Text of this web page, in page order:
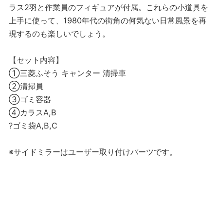
ラス2羽と作業員のフィギュアが付属。これらの小道具を
上手に使って、1980年代の街角の何気ない日常風景を再
現するのも楽しいでしょう。
【セット内容】
①三菱ふそう キャンター 清掃車
②清掃員
③ゴミ容器
④カラスA,B
?ゴミ袋A,B,C
※サイドミラーはユーザー取り付けパーツです。